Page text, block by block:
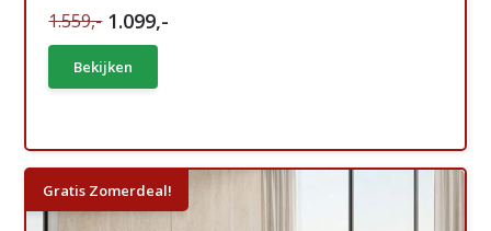
1.559,- 1.099,-
Bekijken
Gratis Zomerdeal!